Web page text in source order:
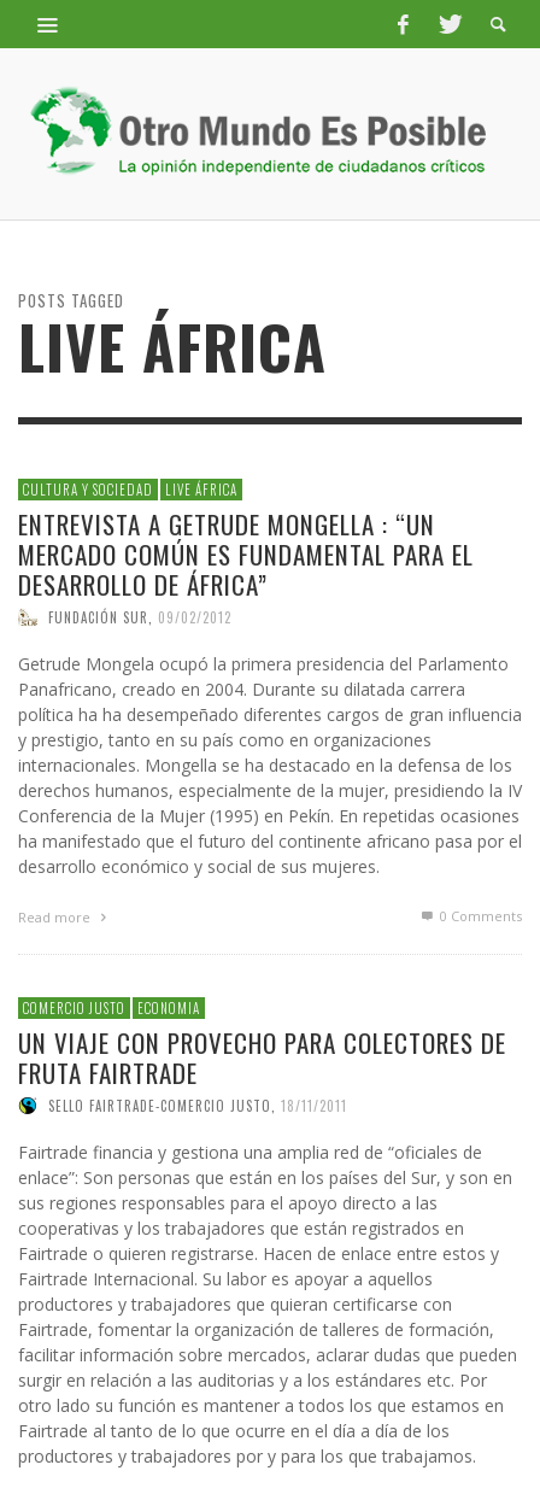
POSTS TAGGED
LIVE ÁFRICA
CULTURA Y SOCIEDAD LIVE ÁFRICA
ENTREVISTA A GETRUDE MONGELLA : “UN
MERCADO COMÚN ES FUNDAMENTAL PARA EL
DESARROLLO DE ÁFRICA”
FUNDACIÓN SUR 09/02/2012
Getrude Mongela ocupó la primera presidencia del Parlamento
Panafricano, creado en 2004. Durante su dilatada carrera
política ha ha desempeñado diferentes cargos de gran influencia
y prestigio, tanto en su país como en organizaciones
internacionales. Mongella se ha destacado en la defensa de los
derechos humanos, especialmente de la mujer, presidiendo la IV
Conferencia de la Mujer (1995) en Pekín. En repetidas ocasiones
ha manifestado que el futuro del continente africano pasa por el
desarrollo económico y social de sus mujeres.
Read more 0 Comments
COMERCIO JUSTO ECONOMIA
UN VIAJE CON PROVECHO PARA COLECTORES DE
FRUTA FAIRTRADE
SELLO FAIRTRADE-COMERCIO JUSTO 18/11/2011
Fairtrade financia y gestiona una amplia red de “oficiales de
enlace”: Son personas que están en los países del Sur, y son en
sus regiones responsables para el apoyo directo a las
cooperativas y los trabajadores que están registrados en
Fairtrade o quieren registrarse. Hacen de enlace entre estos y
Fairtrade Internacional. Su labor es apoyar a aquellos
productores y trabajadores que quieran certificarse con
Fairtrade, fomentar la organización de talleres de formación,
facilitar información sobre mercados, aclarar dudas que pueden
surgir en relación a las auditorias y a los estándares etc. Por
otro lado su función es mantener a todos los que estamos en
Fairtrade al tanto de lo que ocurre en el día a día de los
productores y trabajadores por y para los que trabajamos.